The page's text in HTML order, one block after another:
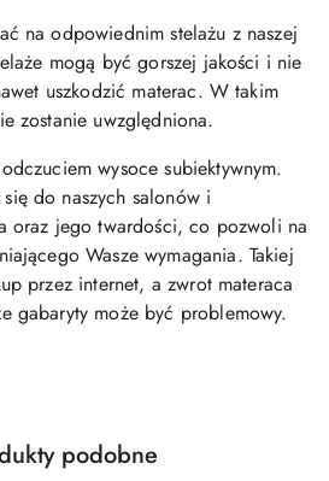
na odpowiednim stelażu z naszej
mogą być gorszej jakości i nie
uszkodzić materac. W takim
zostanie uwzględniona.
wysoce subiektywnym.
do naszych salonów i
oraz jego twardości, co pozwoli na
Wasze wymagania. Takiej
przez internet, a zwrot materaca
gabaryty może być problemowy.
podobne